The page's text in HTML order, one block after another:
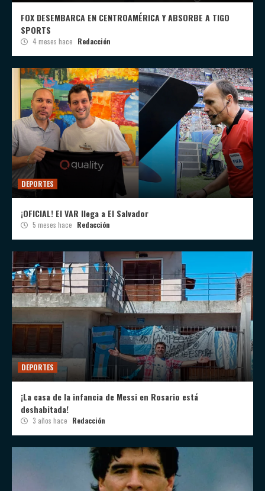
FOX DESEMBARCA EN CENTROAMÉRICA Y ABSORBE A TIGO
SPORTS
4 meses hace Redacción
DEPORTES
¡OFICIAL! El VAR llega a El Salvador
5 meses hace Redacción
DEPORTES
¡La casa de la infancia de Messi en Rosario está
deshabitada!
3 años hace Redacción